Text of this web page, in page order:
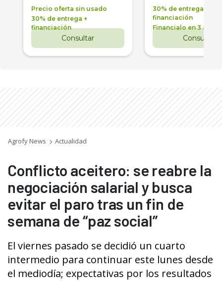
Precio oferta sin usado
30% de entrega +
financiación
Consultar
30% de entrega +
financiación
Financialo en 3 años
Consultar
Agrofy News Actualidad
Conflicto aceitero: se reabre la
negociación salarial y busca
evitar el paro tras un fin de
semana de “paz social”
El viernes pasado se decidió un cuarto
intermedio para continuar este lunes desde
el mediodía; expectativas por los resultados